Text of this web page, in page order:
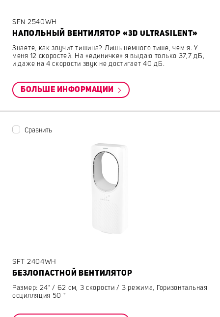
SFN 2540WH
НАПОЛЬНЫЙ ВЕНТИЛЯТОР «3D ULTRASILENT»
Знаете, как звучит тишина? Лишь немного тише, чем я. У
меня 12 скоростей. На «единичке» я выдаю только 37,7 дБ,
и даже на 4 скорости звук не достигает 40 дБ.
БОЛЬШЕ ИНФОРМАЦИИ
Сравнить
SFT 2404WH
БЕЗЛОПАСТНОЙ ВЕНТИЛЯТОР
Размер: 24" / 62 см, 3 скорости / 3 режима, Горизонтальная
осцилляция 50 °